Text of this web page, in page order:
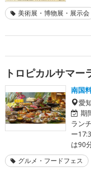
美術展・博物展・展示会
トロピカルサマー
南国
愛
期
ラン
ー
は90
グルメ・フードフェス